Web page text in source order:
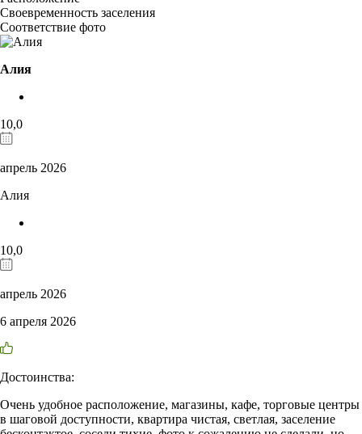
Своевременность заселения
Соответствие фото
Алия
10,0
апрель 2026
Алия
10,0
апрель 2026
6 апреля 2026
Достоинства:
Очень удобное расположение, магазины, кафе, торговые центры
в шаговой доступности, квартира чистая, светлая, заселение